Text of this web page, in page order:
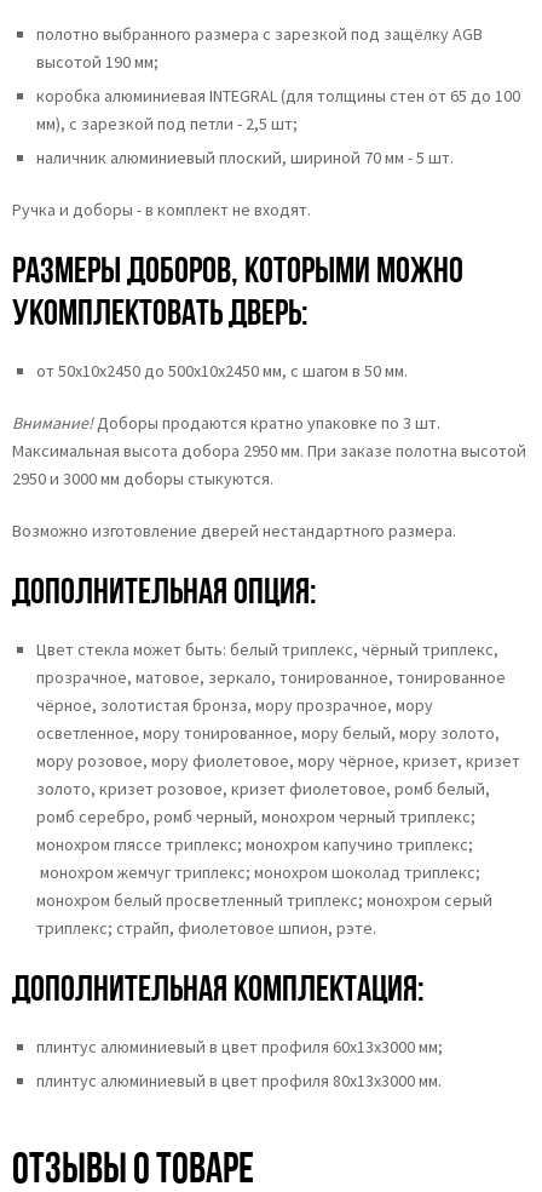
полотно выбранного размера с зарезкой под защёлку AGB
высотой 190 мм;
коробка алюминиевая INTEGRAL (для толщины стен от 65 до 100
мм), с зарезкой под петли - 2,5 шт;
наличник алюминиевый плоский, шириной 70 мм - 5 шт.
Ручка и доборы - в комплект не входят.
Размеры доборов, которыми можно
укомплектовать дверь:
от 50х10х2450 до 500х10х2450 мм, с шагом в 50 мм.
Внимание!Доборы продаются кратно упаковке по 3 шт.
Максимальная высота добора 2950 мм. При заказе полотна высотой
2950 и 3000 мм доборы стыкуются.
Возможно изготовление дверей нестандартного размера.
Дополнительная опция:
Цвет стекла может быть: белый триплекс, чёрный триплекс,
прозрачное, матовое, зеркало, тонированное, тонированное
чёрное, золотистая бронза, мору прозрачное, мору
осветленное, мору тонированное, мору белый, мору золото,
мору розовое, мору фиолетовое, мору чёрное, кризет, кризет
золото, кризет розовое, кризет фиолетовое, ромб белый,
ромб серебро, ромб черный, монохром черный триплекс;
монохром гляссе триплекс; монохром капучино триплекс;
монохром жемчуг триплекс; монохром шоколад триплекс;
монохром белый просветленный триплекс; монохром серый
триплекс; страйп, фиолетовое шпион, рэте.
Дополнительная комплектация:
плинтус алюминиевый в цвет профиля 60х13х3000 мм;
плинтус алюминиевый в цвет профиля 80х13х3000 мм.
Отзывы о товаре